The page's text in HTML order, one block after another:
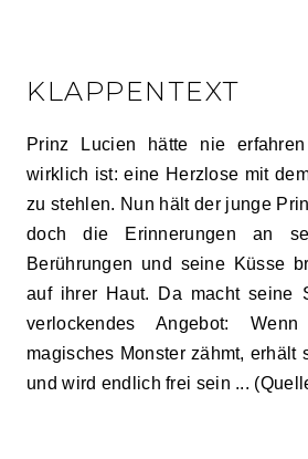
KLAPPENTEXT
Prinz Lucien hätte nie
wirklich ist: eine Herzlose mit
zu stehlen. Nun hält der junge
doch die Erinnerungen an
Berührungen und seine Küsse
auf ihrer Haut. Da macht seine
verlockendes Angebot:
magisches Monster zähmt, erhält
und wird endlich frei sein ...